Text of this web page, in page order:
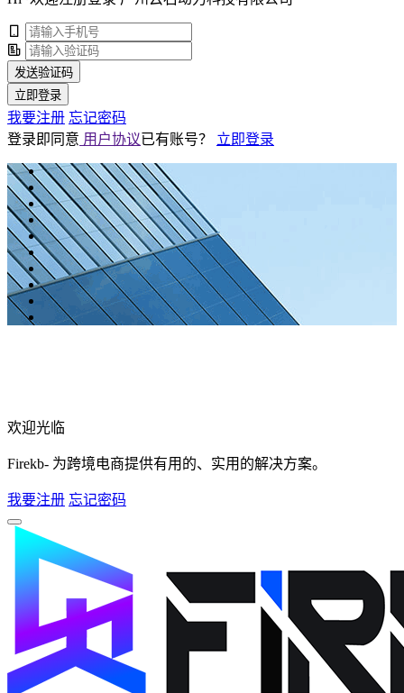
发送验证码
立即登录
我要注册 忘记密码
登录即同意 用户协议已有账号？ 立即登录
欢迎光临
Firekb- 为跨境电商提供有用的、实用的解决方案。
我要注册 忘记密码